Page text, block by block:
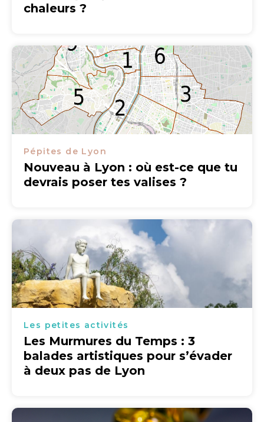
chaleurs ?
Pépites de Lyon
Nouveau à Lyon : où est-ce que tu
devrais poser tes valises ?
Les petites activités
Les Murmures du Temps : 3
balades artistiques pour s’évader
à deux pas de Lyon